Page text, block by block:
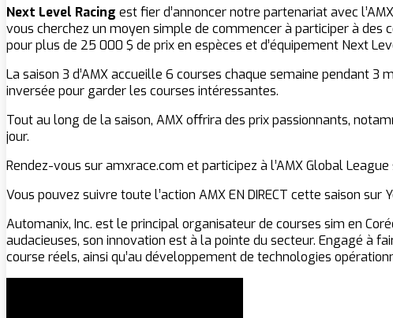
Next Level Racing est fier d’annoncer notre partenariat avec
vous cherchez un moyen simple de commencer à participer à des
pour plus de 25 000 $ de prix en espèces et d’équipement Next
La saison 3 d’AMX accueille 6 courses chaque semaine pendant
inversée pour garder les courses intéressantes.
Tout au long de la saison, AMX offrira des prix passionnants,
jour.
Rendez-vous sur amxrace.com et participez à l’AMX Global
Vous pouvez suivre toute l’action AMX EN DIRECT cette saison
Automanix, Inc. est le principal organisateur de courses sim en
audacieuses, son innovation est à la pointe du secteur. Engagé à
course réels, ainsi qu’au développement de technologies